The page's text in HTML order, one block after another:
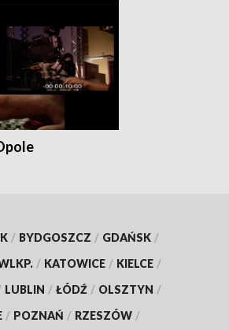
/ BYDGOSZCZ / GDAŃSK /
/ KATOWICE / KIELCE /
LUBLIN / ŁÓDŹ / OLSZTYN /
/ POZNAŃ / RZESZÓW /